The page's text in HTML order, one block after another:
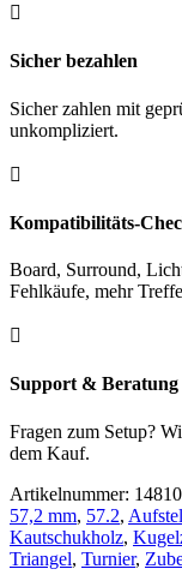

Sicher bezahlen
Sicher zahlen mit
unkompliziert.

Kompatibilitäts-
Board, Surround,
Fehlkäufe, mehr

Support & Beratung
Fragen zum Setup?
dem Kauf.
Artikelnummer:
57,2 mm, 57.2,
Kautschukholz,
Triangel, Turnier,